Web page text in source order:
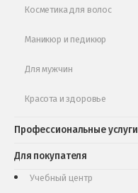
Косметика для волос
Маникюр и педикюр
Для мужчин
Красота и здоровье
Профессиональные услуги
Для покупателя
Учебный центр